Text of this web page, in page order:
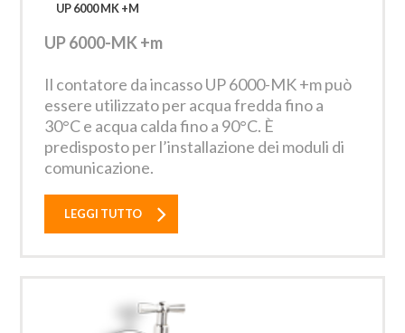
UP 6000 MK +M
UP 6000-MK +m
Il contatore da incasso UP 6000-MK +m può
essere utilizzato per acqua fredda fino a
30°C e acqua calda fino a 90°C. È
predisposto per l’installazione dei moduli di
comunicazione.
LEGGI TUTTO